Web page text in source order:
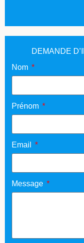
DEMANDE
Nom
Prénom
Email
Message